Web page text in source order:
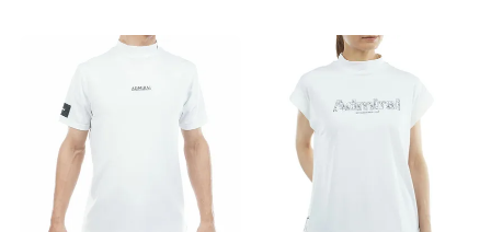
スペック
素材
インナー:ポリエステル 86% ポリウレタン